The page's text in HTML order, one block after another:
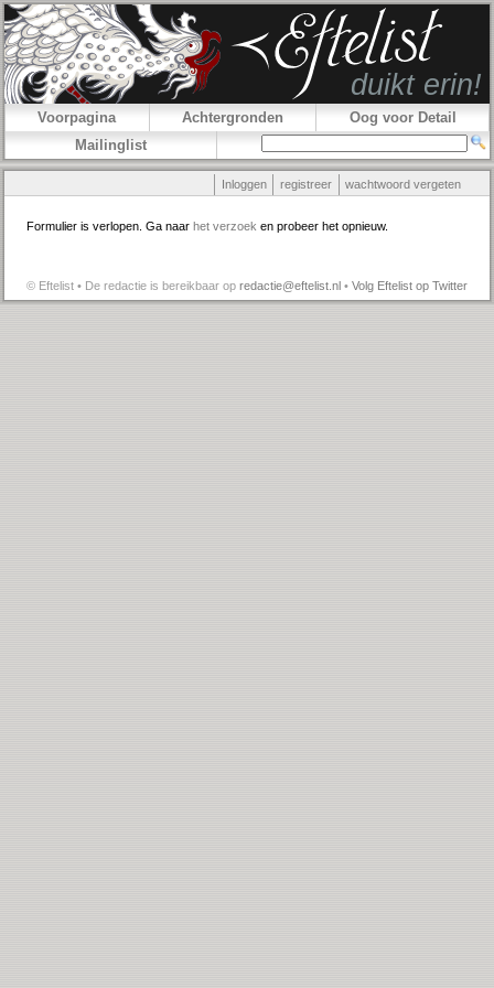
Voorpagina Achtergronden
Oog voor Detail
Mailinglist
Inloggen registreer wachtwoord vergeten
Formulier is verlopen. Ga naar het verzoek en probeer het opnieuw.
© Eftelist • De redactie is bereikbaar op redactie@eftelist.nl • Volg Eftelist op Twitter